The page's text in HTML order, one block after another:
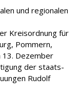
und regionalen
Kreisordnung für
Pommern,
13. Dezember
der staats-
Rudolf